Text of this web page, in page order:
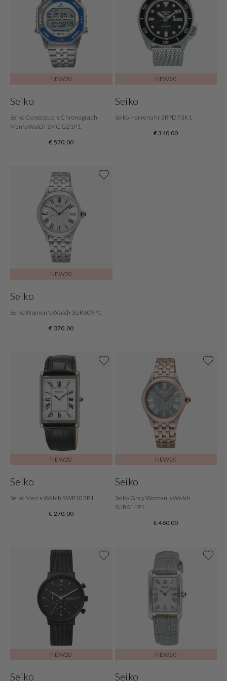
NEW20
Seiko
Seiko Conceptuals Chronograph
Men's Watch SMGG21P1
€ 570,00
NEW20
Seiko
Seiko Herrenuhr SRPD73K1
€ 340,00
NEW20
Seiko
Seiko Women's Watch SUR609P1
€ 370,00
NEW20
Seiko
Seiko Men's Watch SWR103P1
€ 270,00
NEW20
Seiko
Seiko Grey Women's Watch
SUR614P1
€ 460,00
NEW20
Seiko
NEW20
Seiko